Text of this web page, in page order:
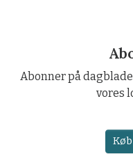
Abonner på
vores